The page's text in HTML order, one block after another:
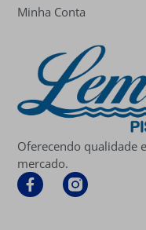
Oferecendo qualidade
mercado.
Minha Conta